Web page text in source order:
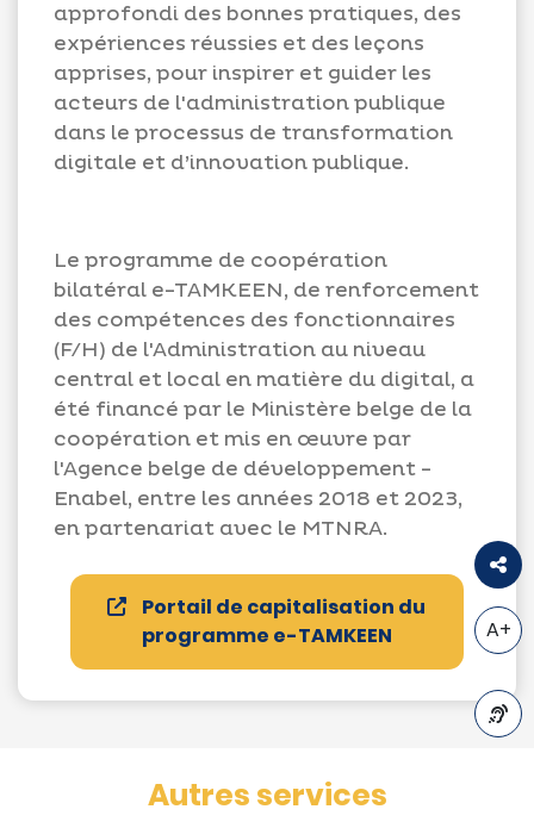
approfondi des bonnes pratiques, des
expériences réussies et des leçons
apprises, pour inspirer et guider les
acteurs de l'administration publique
dans le processus de transformation
digitale et d’innovation publique.
Le programme de coopération
bilatéral e-TAMKEEN, de renforcement
des compétences des fonctionnaires
(F/H) de l'Administration au niveau
central et local en matière du digital, a
été financé par le Ministère belge de la
coopération et mis en œuvre par
l'Agence belge de développement -
Enabel, entre les années 2018 et 2023,
en partenariat avec le MTNRA.
Portail de capitalisation du
programme e-TAMKEEN
A+
Autres services